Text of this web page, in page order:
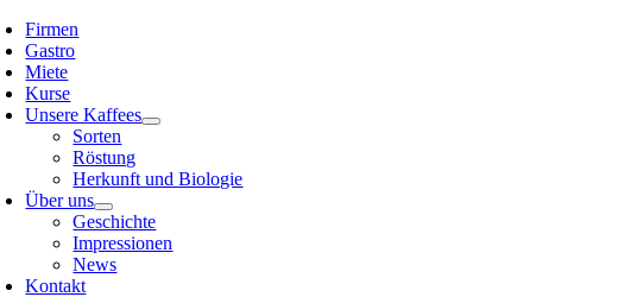
Skip
to
content
Firmen
Gastro
Miete
Kurse
Unsere Kaffees
Sorten
Röstung
Herkunft und Biologie
Über uns
Geschichte
Impressionen
News
Kontakt